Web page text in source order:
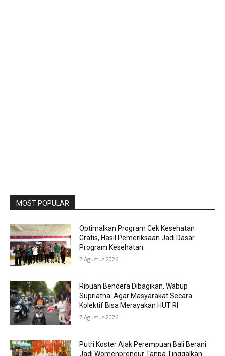
MOST POPULAR
Optimalkan Program Cek Kesehatan
Gratis, Hasil Pemeriksaan Jadi Dasar
Program Kesehatan
7 Agustus 2026
Ribuan Bendera Dibagikan, Wabup
Supriatna: Agar Masyarakat Secara
Kolektif Bisa Merayakan HUT RI
7 Agustus 2026
Putri Koster Ajak Perempuan Bali Berani
Jadi Womenpreneur Tanpa Tinggalkan